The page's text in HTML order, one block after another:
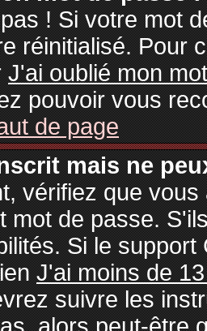
! Si votre mot
réinitialisé. Pour
J'ai oublié mon
pouvoir vous
de page
mais ne
vérifiez que
mot de passe.
Si le
J'ai moins de
suivre les